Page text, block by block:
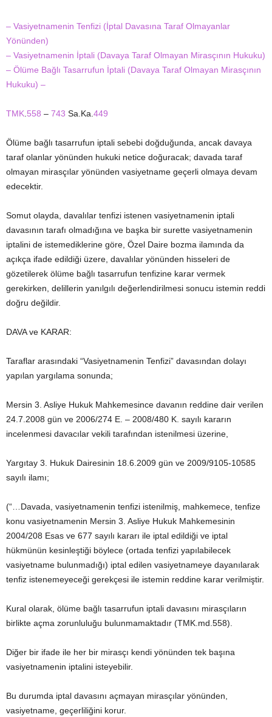
– Vasiyetnamenin Tenfizi (İptal Davasına Taraf Olmayanlar
Yönünden)
– Vasiyetnamenin İptali (Davaya Taraf Olmayan Mirasçının Hukuku)
– Ölüme Bağlı Tasarrufun İptali (Davaya Taraf Olmayan Mirasçının
Hukuku) –
TMK 558 – 743 Sa.Ka. 449
Ölüme bağlı tasarrufun iptali sebebi doğduğunda, ancak davaya
taraf olanlar yönünden hukuki netice doğuracak; davada taraf
olmayan mirasçılar yönünden vasiyetname geçerli olmaya devam
edecektir.
Somut olayda, davalılar tenfizi istenen vasiyetnamenin iptali
davasının tarafı olmadığına ve başka bir surette vasiyetnamenin
iptalini de istemediklerine göre, Özel Daire bozma ilamında da
açıkça ifade edildiği üzere, davalılar yönünden hisseleri de
gözetilerek ölüme bağlı tasarrufun tenfizine karar vermek
gerekirken, delillerin yanılgılı değerlendirilmesi sonucu istemin reddi
doğru değildir.
DAVA ve KARAR:
Taraflar arasındaki “Vasiyetnamenin Tenfizi” davasından dolayı
yapılan yargılama sonunda;
Mersin 3. Asliye Hukuk Mahkemesince davanın reddine dair verilen
24.7.2008 gün ve 2006/274 E. – 2008/480 K. sayılı kararın
incelenmesi davacılar vekili tarafından istenilmesi üzerine,
Yargıtay 3. Hukuk Dairesinin 18.6.2009 gün ve 2009/9105-10585
sayılı ilamı;
(“…Davada, vasiyetnamenin tenfizi istenilmiş, mahkemece, tenfize
konu vasiyetnamenin Mersin 3. Asliye Hukuk Mahkemesinin
2004/208 Esas ve 677 sayılı kararı ile iptal edildiği ve iptal
hükmünün kesinleştiği böylece (ortada tenfizi yapılabilecek
vasiyetname bulunmadığı) iptal edilen vasiyetnameye dayanılarak
tenfiz istenemeyeceği gerekçesi ile istemin reddine karar verilmiştir.
Kural olarak, ölüme bağlı tasarrufun iptali davasını mirasçıların
birlikte açma zorunluluğu bulunmamaktadır (TMK.md.558).
Diğer bir ifade ile her bir mirasçı kendi yönünden tek başına
vasiyetnamenin iptalini isteyebilir.
Bu durumda iptal davasını açmayan mirasçılar yönünden,
vasiyetname, geçerliliğini korur.